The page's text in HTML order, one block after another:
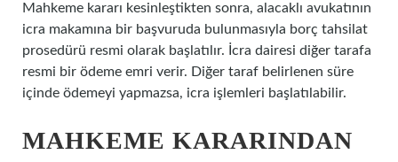
Mahkeme kararı kesinleştikten sonra, alacaklı avukatının
icra makamına bir başvuruda bulunmasıyla borç tahsilat
prosedürü resmi olarak başlatılır. İcra dairesi diğer tarafa
resmi bir ödeme emri verir. Diğer taraf belirlenen süre
içinde ödemeyi yapmazsa, icra işlemleri başlatılabilir.
MAHKEME KARARINDAN